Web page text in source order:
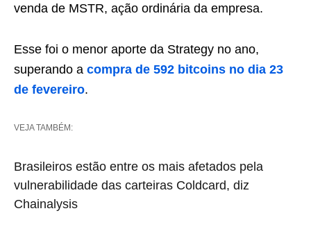
venda de MSTR, ação ordinária da empresa.
Esse foi o menor aporte da Strategy no ano,
superando a compra de 592 bitcoins no dia 23
de fevereiro.
VEJA TAMBÉM:
Brasileiros estão entre os mais afetados pela
vulnerabilidade das carteiras Coldcard, diz
Chainalysis